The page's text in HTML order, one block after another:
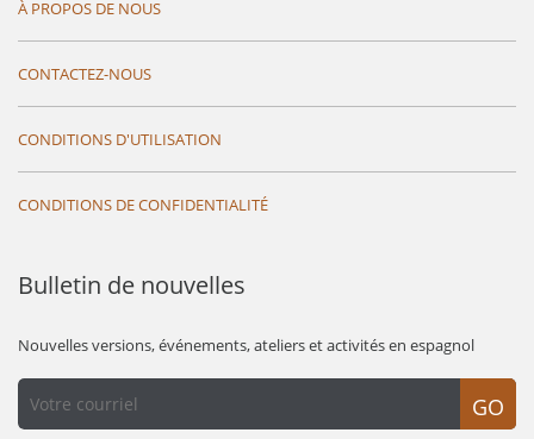
À PROPOS DE NOUS
CONTACTEZ-NOUS
CONDITIONS D'UTILISATION
CONDITIONS DE CONFIDENTIALITÉ
Bulletin de nouvelles
Nouvelles versions, événements, ateliers et activités en espagnol
GO